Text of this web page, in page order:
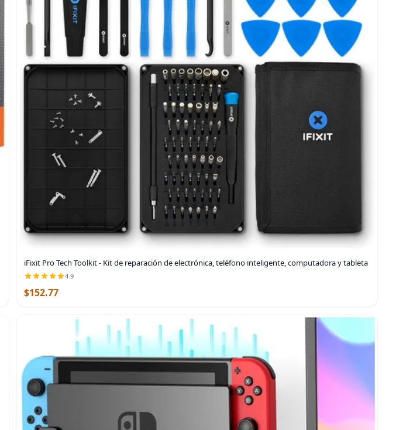
iFixit Pro Tech Toolkit - Kit de reparación de electrónica, teléfono inteligente, computadora y tableta
4.9
$152.77